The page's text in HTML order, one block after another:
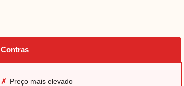
Contras
✗ Preço mais elevado